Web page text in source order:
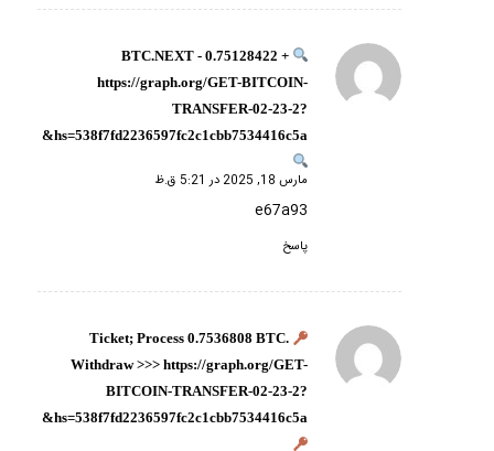
+ 0.75128422 BTC.NEXT -
https://graph.org/GET-BITCOIN-
TRANSFER-02-23-2?
hs=538f7fd2236597fc2c1cbb7534416c5a&
گفته:
مارس 18, 2025 در 5:21 ق.ظ
e67a93
پاسخ
Ticket; Process 0.7536808 BTC.
Withdraw >>> https://graph.org/GET-
BITCOIN-TRANSFER-02-23-2?
hs=538f7fd2236597fc2c1cbb7534416c5a&
گفته: